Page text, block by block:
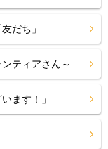
だち」
ティアさん～
ます！」